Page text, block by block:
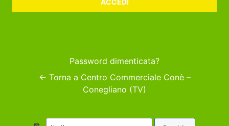
Password dimenticata?
← Torna a Centro Commerciale Conè –
Conegliano (TV)